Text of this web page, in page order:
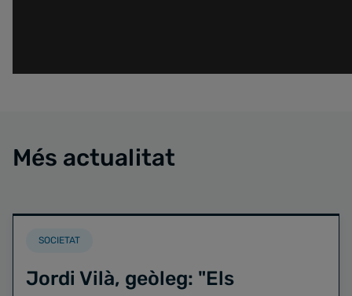
Més actualitat
SOCIETAT
Jordi Vilà, geòleg: "Els